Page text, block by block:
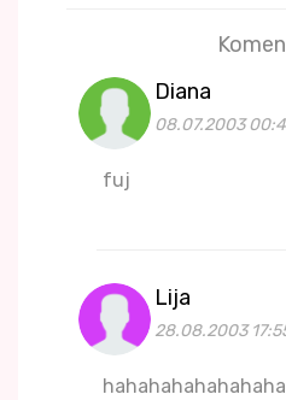
Diana
08.07.2003
fuj
Lija
28.08.2003